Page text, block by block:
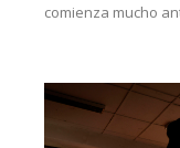
comienza mucho